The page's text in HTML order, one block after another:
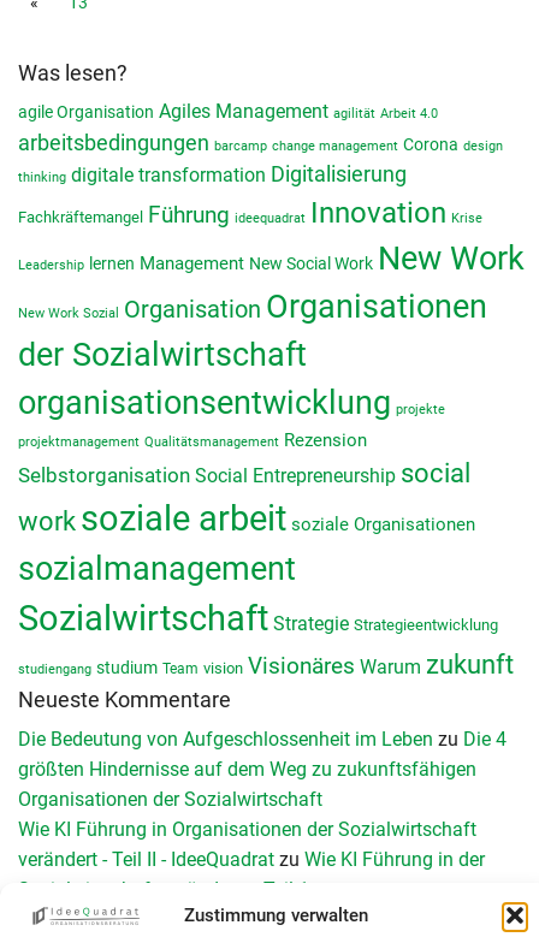
Zustimmung verwalten
Was lesen?
agile Organisation Agiles Management agilität Arbeit 4.0
arbeitsbedingungen barcamp change management Corona design
thinking digitale transformation Digitalisierung
Fachkräftemangel Führung ideequadrat Innovation Krise
Leadership lernen Management New Social Work New Work
New Work Sozial Organisation Organisationen
der Sozialwirtschaft
organisationsentwicklung projekte
projektmanagement Qualitätsmanagement Rezension
Selbstorganisation Social Entrepreneurship social
work soziale arbeit soziale Organisationen
sozialmanagement
Sozialwirtschaft Strategie Strategieentwicklung
studiengang studium Team vision Visionäres Warum zukunft
Neueste Kommentare
Die Bedeutung von Aufgeschlossenheit im Leben zu Die 4
größten Hindernisse auf dem Weg zu zukunftsfähigen
Organisationen der Sozialwirtschaft
Wie KI Führung in Organisationen der Sozialwirtschaft
verändert - Teil II - IdeeQuadrat zu Wie KI Führung in der
Sozialwirtschaft verändert – Teil 1
Schnittstellen management: Reibungslos versorgen 2026
zu